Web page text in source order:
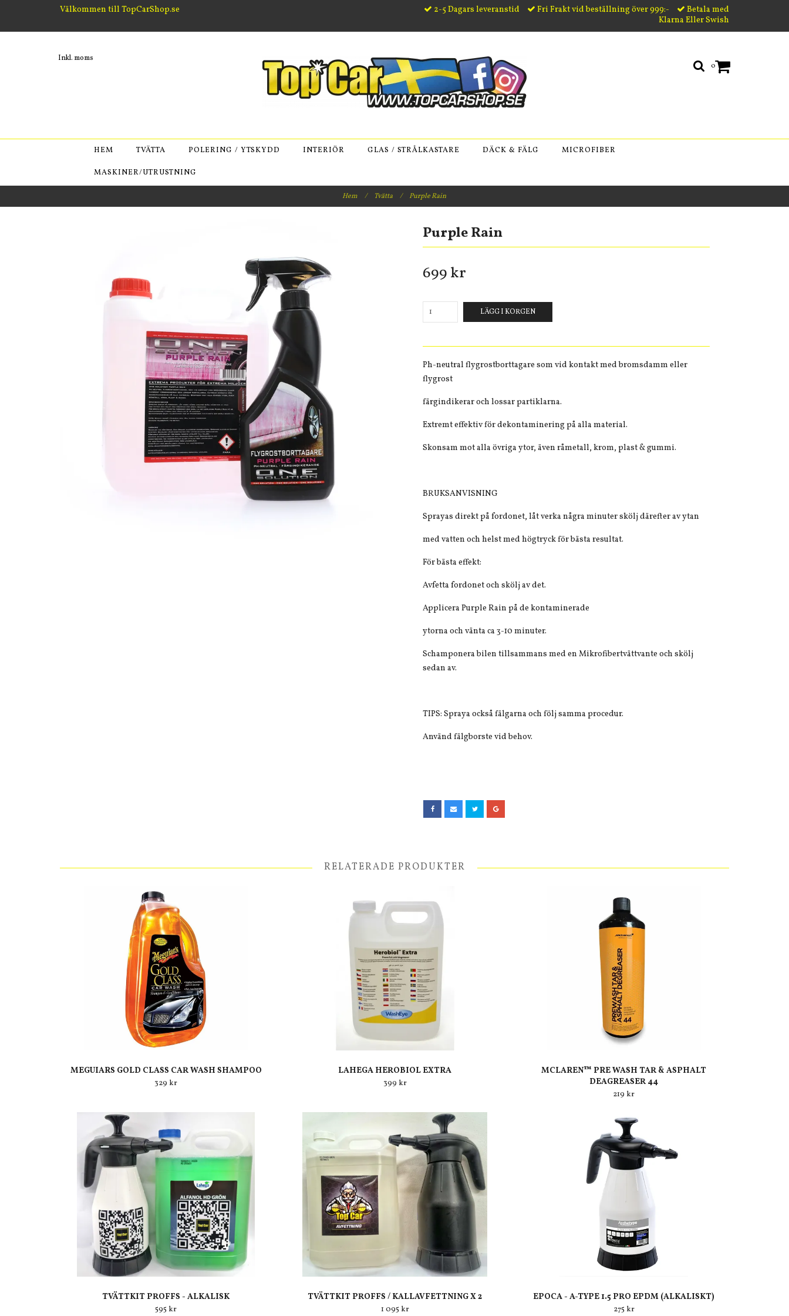
Välkommen till TopCarShop.se 2-5 Dagars leveranstid Fri Frakt vid beställning över 999:-
Betala med
Klarna Eller Swish
0
Inkl. moms
HEM TVÄTTA POLERING / YTSKYDD INTERIÖR GLAS / STRÅLKASTARE DÄCK & FÄLG MICROFIBER
MASKINER/UTRUSTNING
Hem / Tvätta / Purple Rain
Purple Rain
699 kr
LÄGG I KORGEN
Ph-neutral flygrostborttagare som vid kontakt med bromsdamm eller
flygrost
färgindikerar och lossar partiklarna.
Extremt effektiv för dekontaminering på alla material.
Skonsam mot alla övriga ytor, även råmetall, krom, plast & gummi.
BRUKSANVISNING
Sprayas direkt på fordonet, låt verka några minuter skölj därefter av ytan
med vatten och helst med högtryck för bästa resultat.
För bästa effekt:
Avfetta fordonet och skölj av det.
Applicera Purple Rain på de kontaminerade
ytorna och vänta ca 3-10 minuter.
Schamponera bilen tillsammans med en Mikrofibertvättvante och skölj
sedan av.
TIPS: Spraya också fälgarna och följ samma procedur.
Använd fälgborste vid behov.
RELATERADE PRODUKTER
MEGUIARS GOLD CLASS CAR WASH SHAMPOO
329 kr
LAHEGA HEROBIOL EXTRA
399 kr
MCLAREN™ PRE WASH TAR & ASPHALT
DEAGREASER 44
219 kr
TVÄTTKIT PROFFS - ALKALISK
595 kr
TVÄTTKIT PROFFS / KALLAVFETTNING X 2
1 095 kr
EPOCA - A-TYPE 1.5 PRO EPDM (ALKALISKT)
275 kr